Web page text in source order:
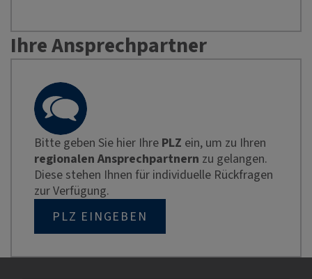
Ihre Ansprechpartner
Bitte geben Sie hier Ihre PLZ ein, um zu Ihren
regionalen Ansprechpartnern zu gelangen.
Diese stehen Ihnen für individuelle Rückfragen
zur Verfügung.
PLZ EINGEBEN